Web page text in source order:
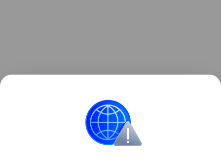
писала, что гробница бронзового
века в ОАЭ использовалась более тысячи лет.